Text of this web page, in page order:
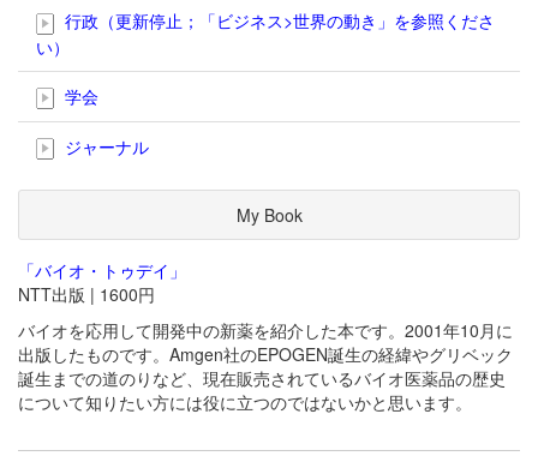
行政（更新停止；「ビジネス>世界の動き」を参照くださ
い）
学会
ジャーナル
My Book
「バイオ・トゥデイ」
NTT出版 | 1600円
バイオを応用して開発中の新薬を紹介した本です。2001年10月に
出版したものです。Amgen社のEPOGEN誕生の経緯やグリベック
誕生までの道のりなど、現在販売されているバイオ医薬品の歴史
について知りたい方には役に立つのではないかと思います。